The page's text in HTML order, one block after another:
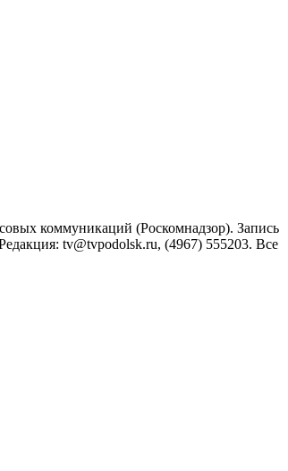
коммуникаций (Роскомнадзор). Запись
tv@tvpodolsk.ru, (4967) 555203. Все